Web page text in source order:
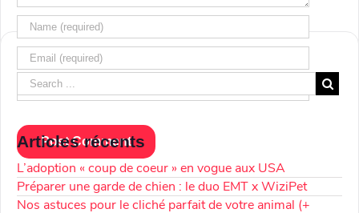
Articles récents
L’adoption « coup de coeur » en vogue aux USA
Préparer une garde de chien : le duo EMT x WiziPet
Nos astuces pour le cliché parfait de votre animal (+